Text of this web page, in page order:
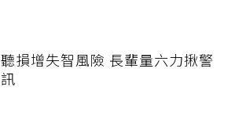
聽損增失智風險 長輩量六力揪警
訊